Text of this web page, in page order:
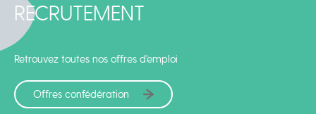
RECRUTEMENT
Retrouvez toutes nos offres d'emploi
Offres confédération